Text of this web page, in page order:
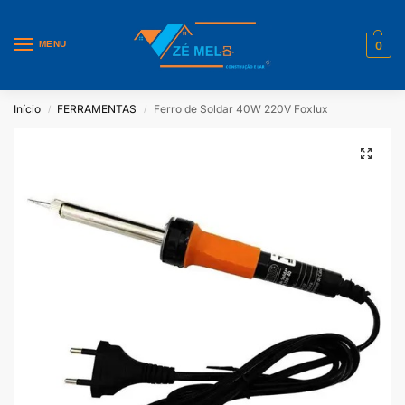
MENU 0
Início / FERRAMENTAS / Ferro de Soldar 40W 220V Foxlux